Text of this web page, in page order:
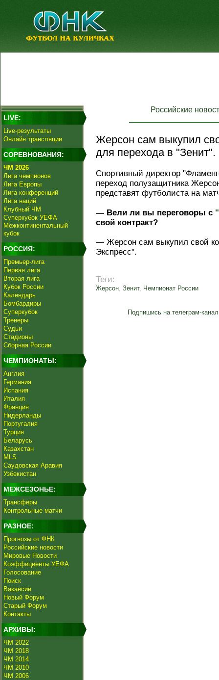
LIVE:
Live-результаты
Онлайн трансляции
СОРЕВНОВАНИЯ:
ЧМ 2026
Лига чемпионов
Лига Европы
Лига конференций
Лига наций
Клубный ЧМ
Суперкубок УЕФА
Межконтинентальный
кубок
РОССИЯ:
Премьер-лига
Первая лига
Вторая лига
Кубок России
Календарь
Бомбардиры
Суперкубок
Тренеры
Судьи
Стадионы
Сборная России
ЧЕМПИОНАТЫ:
Англия
Германия
Испания
Италия
Франция
Нидерланды
Португалия
Турция
Беларусь
Казахстан
MLS
Саудовская Аравия
Узбекистан
МЕЖСЕЗОНЬЕ:
Трансферы
Контрольные матчи
РАЗНОЕ:
Прогнозы от ФНК
Российские новости
Мировые Новости
Коэффициенты УЕФА
Голосование
Поиск
Вакансии
Новый Форум
Старый Форум
Контакты
АРХИВЫ:
ЧМ 2022
ЧМ 2018
ЧМ 2014
ЧМ 2010
ЧМ 2006
Российские
Жерсон сам выкупил
для перехода в "Зенит".
Спортивный директор
переход полузащитника
представят футболиста на
— Вели ли вы переговоры с
свой контракт?
— Жерсон сам выкупил свой
Экспресс".
Теги:
Жерсон, Зенит, Чемпионат России
Подпишись на телеграм-